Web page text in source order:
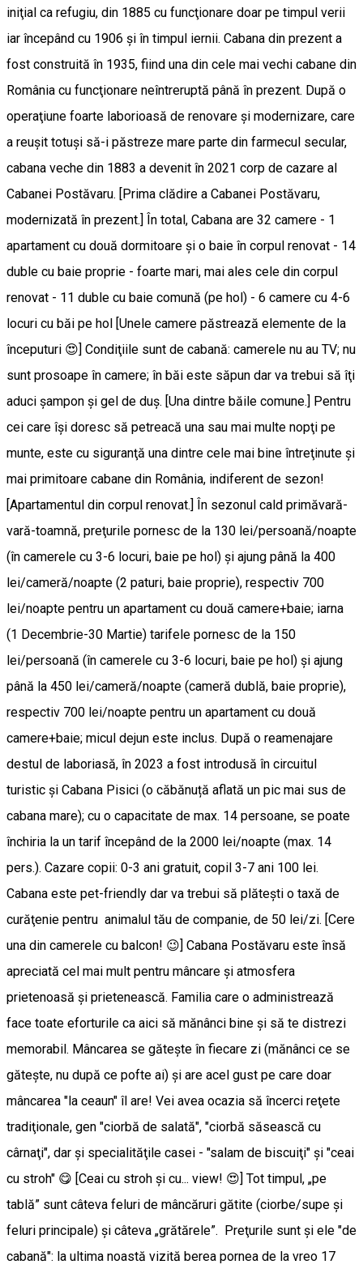
iniţial ca refugiu, din 1885 cu funcţionare doar pe timpul verii
iar începând cu 1906 şi în timpul iernii. Cabana din prezent a
fost construită în 1935, fiind una din cele mai vechi cabane din
România cu funcţionare neîntreruptă până în prezent. După o
operaţiune foarte laborioasă de renovare şi modernizare, care
a reuşit totuşi să-i păstreze mare parte din farmecul secular,
cabana veche din 1883 a devenit în 2021 corp de cazare al
Cabanei Postăvaru. [Prima clădire a Cabanei Postăvaru,
modernizată în prezent.] În total, Cabana are 32 camere - 1
apartament cu două dormitoare şi o baie în corpul renovat - 14
duble cu baie proprie - foarte mari, mai ales cele din corpul
renovat - 11 duble cu baie comună (pe hol) - 6 camere cu 4-6
locuri cu băi pe hol [Unele camere păstrează elemente de la
începuturi 😍] Condiţiile sunt de cabană: camerele nu au TV; nu
sunt prosoape în camere; în băi este săpun dar va trebui să îţi
aduci şampon şi gel de duş. [Una dintre băile comune.] Pentru
cei care îşi doresc să petreacă una sau mai multe nopţi pe
munte, este cu siguranţă una dintre cele mai bine întreţinute şi
mai primitoare cabane din România, indiferent de sezon!
[Apartamentul din corpul renovat.] În sezonul cald primăvară-
vară-toamnă, preţurile pornesc de la 130 lei/persoană/noapte
(în camerele cu 3-6 locuri, baie pe hol) şi ajung până la 400
lei/cameră/noapte (2 paturi, baie proprie), respectiv 700
lei/noapte pentru un apartament cu două camere+baie; iarna
(1 Decembrie-30 Martie) tarifele pornesc de la 150
lei/persoană (în camerele cu 3-6 locuri, baie pe hol) şi ajung
până la 450 lei/cameră/noapte (cameră dublă, baie proprie),
respectiv 700 lei/noapte pentru un apartament cu două
camere+baie; micul dejun este inclus. După o reamenajare
destul de laboriasă, în 2023 a fost introdusă în circuitul
turistic și Cabana Pisici (o căbănuță aflată un pic mai sus de
cabana mare); cu o capacitate de max. 14 persoane, se poate
închiria la un tarif începând de la 2000 lei/noapte (max. 14
pers.). Cazare copii: 0-3 ani gratuit, copil 3-7 ani 100 lei.
Cabana este pet-friendly dar va trebui să plăteşti o taxă de
curăţenie pentru animalul tău de companie, de 50 lei/zi. [Cere
una din camerele cu balcon! 😉] Cabana Postăvaru este însă
apreciată cel mai mult pentru mâncare şi atmosfera
prietenoasă și prietenească. Familia care o administrează
face toate eforturile ca aici să mănânci bine şi să te distrezi
memorabil. Mâncarea se găteşte în fiecare zi (mănânci ce se
găteşte, nu după ce pofte ai) şi are acel gust pe care doar
mâncarea "la ceaun" îl are! Vei avea ocazia să încerci reţete
tradiţionale, gen "ciorbă de salată", "ciorbă săsească cu
cârnaţi", dar şi specialităţile casei - "salam de biscuiţi" şi "ceai
cu stroh" 😋 [Ceai cu stroh şi cu... view! 😍] Tot timpul, „pe
tablă” sunt câteva feluri de mâncăruri gătite (ciorbe/supe și
feluri principale) și câteva „grătărele”. Preţurile sunt şi ele "de
cabană": la ultima noastă vizită berea pornea de la vreo 17